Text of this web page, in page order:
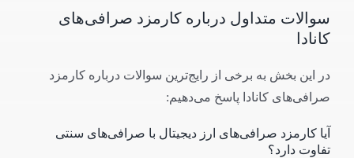
سوالات متداول درباره کارمزد صرافی‌های
کانادا
در این بخش به برخی از رایج‌ترین سوالات درباره کارمزد
صرافی‌های کانادا پاسخ می‌دهیم:
آیا کارمزد صرافی‌های ارز دیجیتال با صرافی‌های سنتی
تفاوت دارد؟